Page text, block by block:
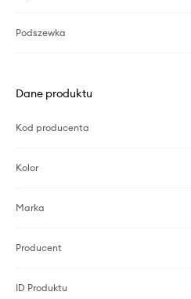
Podszewka
Dane produktu
Kod producenta
Kolor
Marka
Producent
ID Produktu